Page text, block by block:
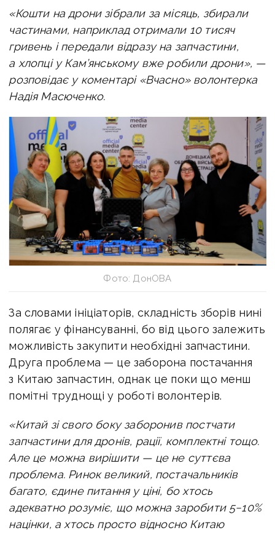
«Кошти на дрони зібрали за місяць, збирали
частинами, наприклад отримали 10 тисяч
гривень і передали відразу на запчастини,
а хлопці у Кам’янському вже робили дрони», —
розповідає у коментарі «Вчасно» волонтерка
Надія Масюченко.
Фото: ДонОВА
За словами ініціаторів, складність зборів нині
полягає у фінансуванні, бо від цього залежить
можливість закупити необхідні запчастини.
Друга проблема — це заборона постачання
з Китаю запчастин, однак це поки що менш
помітні труднощі у роботі волонтерів.
«Китай зі свого боку заборонив постчати
запчастини для дронів, рації, комплектні тощо.
Але це можна вирішити — це не суттєва
проблема. Ринок великий, постачальників
багато, єдине питання у ціні, бо хтось
адекватно розуміє, що можна заробити 5−10%
націнки, а хтось просто відносно Китаю